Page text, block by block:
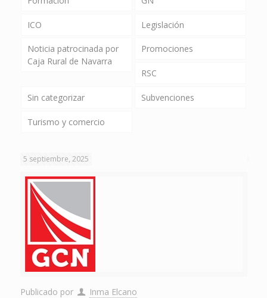
ICO Legislación
Noticia patrocinada por
Caja Rural de Navarra
Promociones
RSC
Sin categorizar Subvenciones
Turismo y comercio
5 septiembre, 2025
Publicado por Inma Elcano